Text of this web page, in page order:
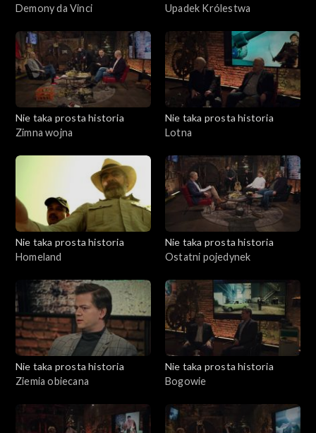
Demony da Vinci
Upadek Królestwa
Nie taka prosta historia
Zimna wojna
Nie taka prosta historia
Lotna
Nie taka prosta historia
Homeland
Nie taka prosta historia
Ostatni pojedynek
Nie taka prosta historia
Ziemia obiecana
Nie taka prosta historia
Bogowie